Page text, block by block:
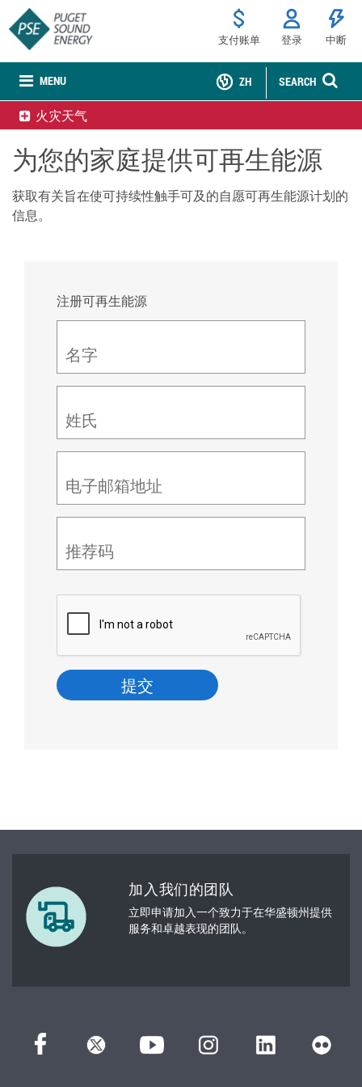
MENU
支付账单 登录 中断
SEARCH
ZH
火灾天气
为您的家庭提供可再生能源
获取有关旨在使可持续性触手可及的自愿可再生能源计划的
信息。
注册可再生能源
名字
姓氏
电子邮箱地址
推荐码
加入我们的团队
立即申请加入一个致力于在华盛顿州提供
服务和卓越表现的团队。